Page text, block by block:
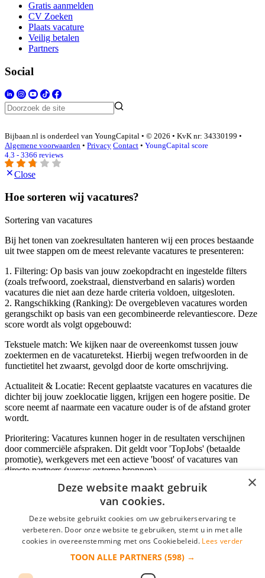
Gratis aanmelden
CV Zoeken
Plaats vacature
Veilig betalen
Partners
Social
Bijbaan.nl is onderdeel van YoungCapital • © 2026 • KvK nr: 34330199 •
Algemene voorwaarden • Privacy Contact • YoungCapital score
4.3 - 3366 reviews
Close
Hoe sorteren wij vacatures?
Sortering van vacatures
Bij het tonen van zoekresultaten hanteren wij een proces bestaande
uit twee stappen om de meest relevante vacatures te presenteren:
1. Filtering: Op basis van jouw zoekopdracht en ingestelde filters
(zoals trefwoord, zoekstraal, dienstverband en salaris) worden
vacatures die niet aan deze harde criteria voldoen, uitgesloten.
2. Rangschikking (Ranking): De overgebleven vacatures worden
gerangschikt op basis van een gecombineerde relevantiescore. Deze
score wordt als volgt opgebouwd:
Tekstuele match: We kijken naar de overeenkomst tussen jouw
zoektermen en de vacaturetekst. Hierbij wegen trefwoorden in de
functietitel het zwaarst, gevolgd door de korte omschrijving.
Actualiteit & Locatie: Recent geplaatste vacatures en vacatures die
dichter bij jouw zoeklocatie liggen, krijgen een hogere positie. De
score neemt af naarmate een vacature ouder is of de afstand groter
wordt.
Prioritering: Vacatures kunnen hoger in de resultaten verschijnen
door commerciële afspraken. Dit geldt voor 'TopJobs' (betaalde
promotie), werkgevers met een actieve 'boost' of vacatures van
directe partners (versus externe bronnen).
Inloggen als bedrijf
*
×
Deze website maakt gebruik
van cookies.
Deze website gebruikt cookies om uw gebruikerservaring te
verbeteren. Door onze website te gebruiken, stemt u in met alle
cookies in overeenstemming met ons Cookiebeleid. Lees verder
TOON ALLE PARTNERS (598) →